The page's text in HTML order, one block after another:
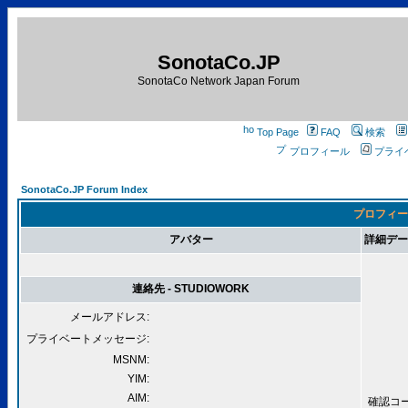
SonotaCo.JP
SonotaCo Network Japan Forum
Top Page FAQ
検索
プロフィール
プライ
SonotaCo.JP Forum Index
プロフィ
アバター
詳細デ
確認コ
連絡先 - STUDIOWORK
メールアドレス:
プライベートメッセージ:
MSNM:
YIM:
AIM: